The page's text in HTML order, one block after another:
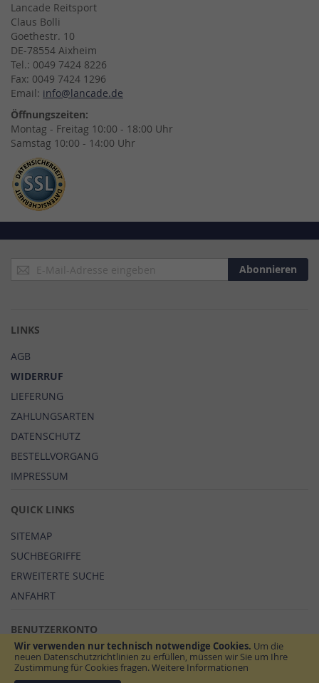
Wir verwenden nur technisch notwendige Cookies. Um die
neuen Datenschutzrichtlinien zu erfüllen, müssen wir Sie um Ihre
Zustimmung für Cookies fragen.Weitere Informationen
Lancade Reitsport
Claus Bolli
Goethestr. 10
DE-78554 Aixheim
Tel.: 0049 7424 8226
Fax: 0049 7424 1296
Email: info@lancade.de
Öffnungszeiten:
Montag - Freitag 10:00 - 18:00 Uhr
Samstag 10:00 - 14:00 Uhr
Anmeldung
zum
Abonnieren
LINKS
AGB
WIDERRUF
LIEFERUNG
ZAHLUNGSARTEN
DATENSCHUTZ
BESTELLVORGANG
IMPRESSUM
QUICK LINKS
SITEMAP
SUCHBEGRIFFE
ERWEITERTE SUCHE
ANFAHRT
BENUTZERKONTO
MEIN BENUTZERKONTO